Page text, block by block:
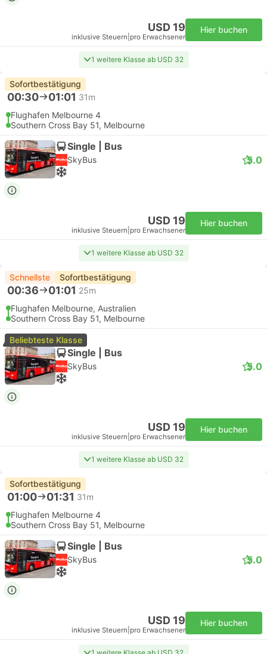
USD 19
inklusive Steuern pro Erwachsener
Hier buchen
1 weitere Klasse ab USD 32
Sofortbestätigung
00:30 01:01 31m
Flughafen Melbourne 4
Southern Cross Bay 51, Melbourne
Single | Bus
SkyBus 5.0
USD 19
inklusive Steuern pro Erwachsener
Hier buchen
1 weitere Klasse ab USD 32
Schnellste Sofortbestätigung
00:36 01:01 25m
Flughafen Melbourne, Australien
Southern Cross Bay 51, Melbourne
Beliebteste Klasse
Single | Bus
SkyBus 5.0
USD 19
inklusive Steuern pro Erwachsener
Hier buchen
1 weitere Klasse ab USD 32
Sofortbestätigung
01:00 01:31 31m
Flughafen Melbourne 4
Southern Cross Bay 51, Melbourne
Single | Bus
SkyBus 5.0
USD 19
inklusive Steuern pro Erwachsener
Hier buchen